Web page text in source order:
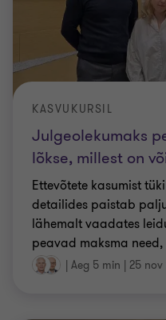
Julgeolekumaks
lõkse, millest on
KASVUKURSIL
Ettevõtete kasumist
detailides paistab
lähemalt vaadates
peavad maksma
| Aeg 5 min | 25 nov